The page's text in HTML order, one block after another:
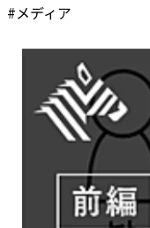
#メディア